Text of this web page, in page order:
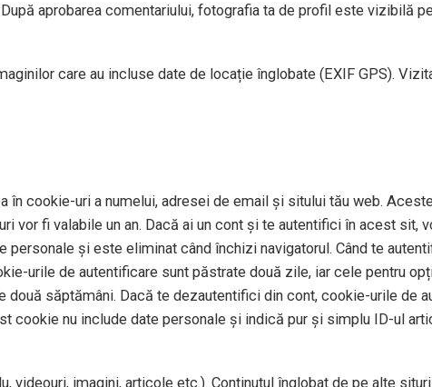
aprobarea comentariului, fotografia ta de profil este vizibilă
care au incluse date de locație înglobate (EXIF GPS).
în cookie-uri a numelui, adresei de email și sitului tău web.
vor fi valabile un an. Dacă ai un cont și te autentifici în acest sit,
și este eliminat când închizi navigatorul. Când te
urile de autentificare sunt păstrate două zile, iar cele pentru
săptămâni. Dacă te dezautentifici din cont, cookie-urile de
cookie nu include date personale și indică pur și simplu ID-ul
imagini, articole etc.). Conținutul înglobat de pe alte